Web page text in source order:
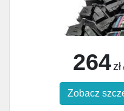
264zł
Zobacz